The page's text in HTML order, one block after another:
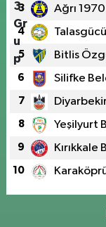
3 Ağrı 1970
4
5 Bitlis
6 Silifke
7
8 Yeşilyurt
9 Kırıkkale
10